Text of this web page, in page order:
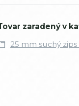
zaradený v
25 mm suchý zips